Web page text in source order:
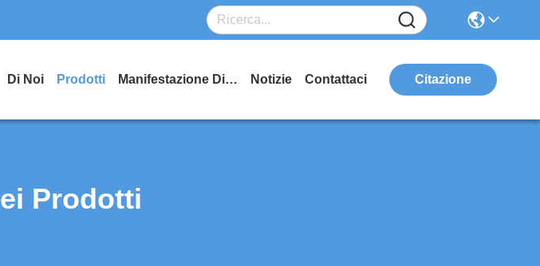
Di Noi Prodotti Manifestazione Di VR Notizie Contattaci Citazione
Prodotti